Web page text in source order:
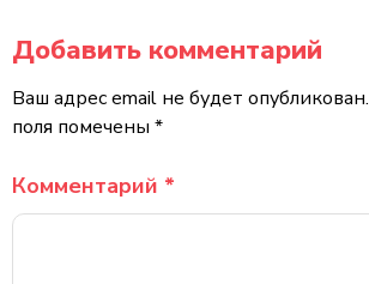
Добавить комментарий
Ваш адрес email не будет опубликован.
поля помечены *
Комментарий *